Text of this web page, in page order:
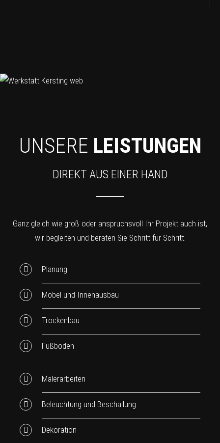
UNSERE LEISTUNGEN
DIREKT AUS EINER HAND
Ganz gleich wie groß oder anspruchsvoll Ihr Projekt auch ist,
wir begleiten und beraten Sie Schritt für Schritt.
Planung
Möbel und Innenausbau
Trockenbau
Fußboden
Malerarbeiten
Beleuchtung und Beschallung
Dekoration